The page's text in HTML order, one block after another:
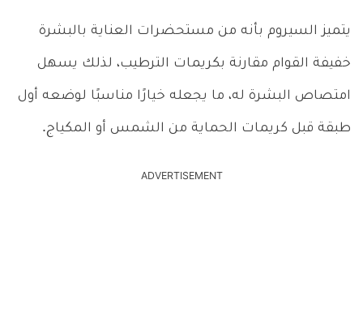
يتميز السيروم بأنه من مستحضرات العناية بالبشرة
خفيفة القوام مقارنة بكريمات الترطيب، لذلك يسهل
امتصاص البشرة له، ما يجعله خيارًا مناسبًا لوضعه أول
طبقة قبل كريمات الحماية من الشمس أو المكياج.
ADVERTISEMENT